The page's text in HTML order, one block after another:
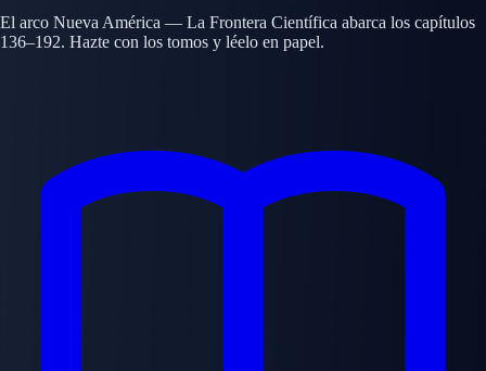
El arco Nueva América — La Frontera Científica abarca los capítulos
136–192. Hazte con los tomos y léelo en papel.